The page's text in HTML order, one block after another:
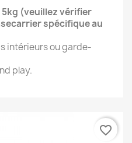
(veuillez vérifier
spécifique au
intérieurs ou garde-
play.
favorite_border